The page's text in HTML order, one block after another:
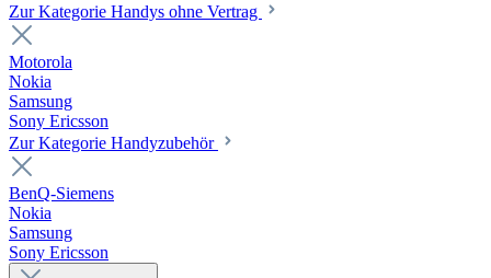
Zur Kategorie Handys ohne Vertrag
Motorola
Nokia
Samsung
Sony Ericsson
Zur Kategorie Handyzubehör
BenQ-Siemens
Nokia
Samsung
Sony Ericsson